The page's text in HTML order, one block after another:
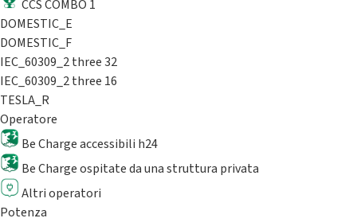
CCS COMBO 1
DOMESTIC_E
DOMESTIC_F
IEC_60309_2 three 32
IEC_60309_2 three 16
TESLA_R
Operatore
Be Charge accessibili h24
Be Charge ospitate da una struttura privata
Altri operatori
Potenza